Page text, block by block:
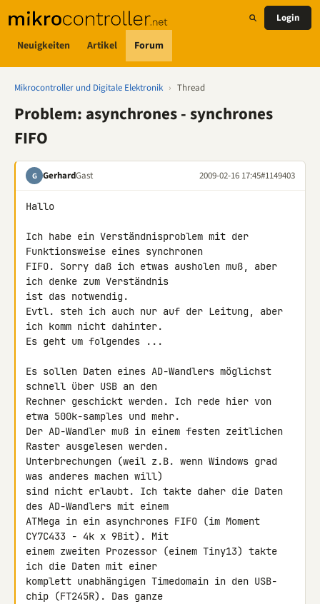
Neuigkeiten Artikel Forum
Login
Mikrocontroller und Digitale Elektronik › Thread
Problem: asynchrones - synchrones
FIFO
G GerhardGast 2009-02-16 17:45#1149403
Hallo
Ich habe ein Verständnisproblem mit der
Funktionsweise eines synchronen
FIFO. Sorry daß ich etwas ausholen muß, aber
ich denke zum Verständnis
ist das notwendig.
Evtl. steh ich auch nur auf der Leitung, aber
ich komm nicht dahinter.
Es geht um folgendes ...
Es sollen Daten eines AD-Wandlers möglichst
schnell über USB an den
Rechner geschickt werden. Ich rede hier von
etwa 500k-samples und mehr.
Der AD-Wandler muß in einem festen zeitlichen
Raster ausgelesen werden.
Unterbrechungen (weil z.B. wenn Windows grad
was anderes machen will)
sind nicht erlaubt. Ich takte daher die Daten
des AD-Wandlers mit einem
ATMega in ein asynchrones FIFO (im Moment
CY7C433 - 4k x 9Bit). Mit
einem zweiten Prozessor (einem Tiny13) takte
ich die Daten mit einer
komplett unabhängigen Timedomain in den USB-
chip (FT245R). Das ganze